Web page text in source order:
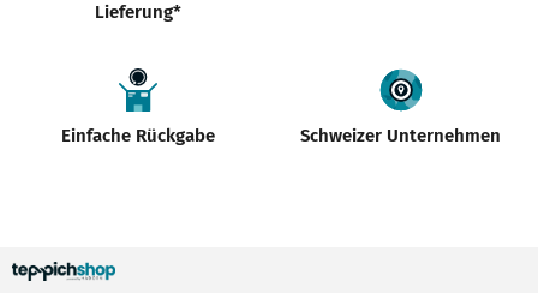
Lieferung*
Einfache Rückgabe Schweizer Unternehmen